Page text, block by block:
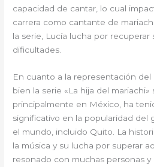
capacidad de cantar, lo cual
carrera como cantante de
la serie, Lucía lucha por recuperar
dificultades.
En cuanto a la representación del
bien la serie «La hija del mariachi»
principalmente en México, ha
significativo en la popularidad del
el mundo, incluido Quito. La
la música y su lucha por superar
resonado con muchas personas